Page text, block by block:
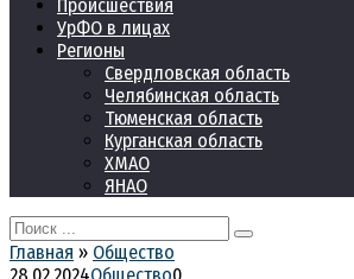
Происшествия
УрФО в лицах
Регионы
Свердловская область
Челябинская область
Тюменская область
Курганская область
ХМАО
ЯНАО
Search
for:
Главная » Общество